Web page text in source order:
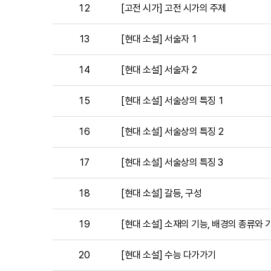
12 [고전 시가] 고전 시가의 주제
13 [현대 소설] 서술자 1
14 [현대 소설] 서술자 2
15 [현대 소설] 서술상의 특징 1
16 [현대 소설] 서술상의 특징 2
17 [현대 소설] 서술상의 특징 3
18 [현대 소설] 갈등, 구성
19 [현대 소설] 소재의 기능, 배경의 종류와
20 [현대 소설] 수능 다가가기